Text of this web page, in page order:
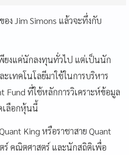
อง Jim Simons แล้วจะทึ่งกับ
ยงแค่นักลงทุนทั่วไป แต่เป็นนัก
เทคโนโลยีมาใช้ในการบริหาร
Fund ที่ใช้หลักการวิเคราะห์ข้อมูล
เลือกหุ้นนี้
King หรือราชาสาย Quant
ร์ คณิตศาสตร์ และนักสถิติเพื่อ